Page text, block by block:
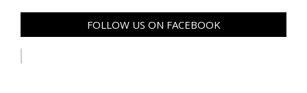
FOLLOW US ON FACEBOOK